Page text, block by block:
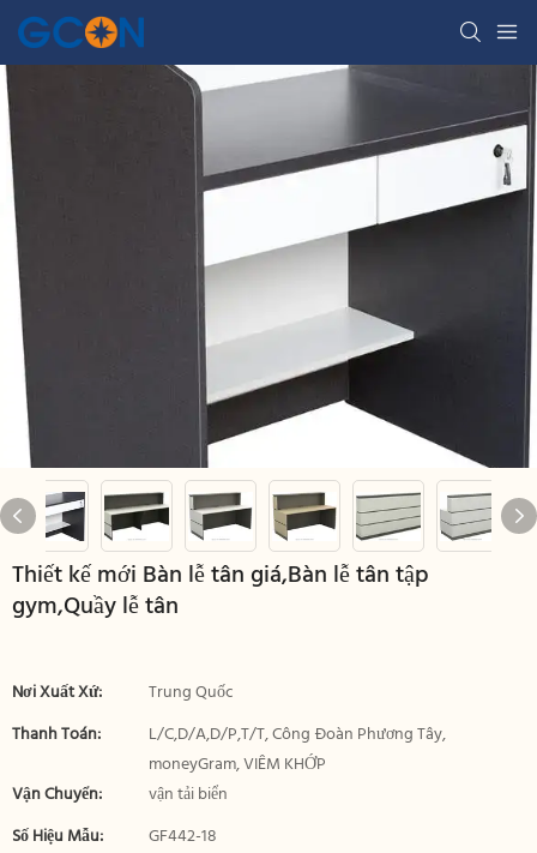
Thiết kế mới Bàn lễ tân giá,Bàn lễ tân tập
gym,Quầy lễ tân
Nơi Xuất Xứ:
Trung Quốc
Thanh Toán:
L/C,D/A,D/P,T/T, Công Đoàn Phương Tây,
moneyGram, VIÊM KHỚP
Vận Chuyển:
vận tải biển
Số Hiệu Mẫu:
GF442-18